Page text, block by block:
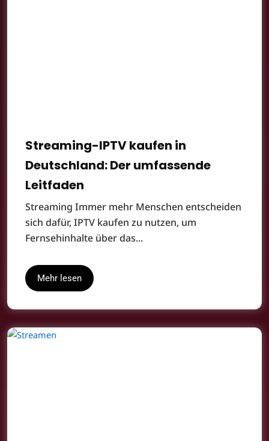
Streaming-IPTV kaufen in
Deutschland: Der umfassende
Leitfaden
Streaming Immer mehr Menschen entscheiden
sich dafür, IPTV kaufen zu nutzen, um
Fernsehinhalte über das...
Mehr lesen